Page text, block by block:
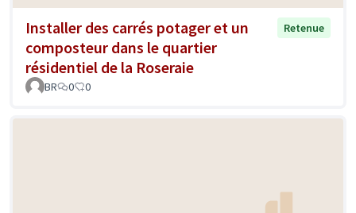
Installer des carrés potager et un
composteur dans le quartier
résidentiel de la Roseraie
Retenue
BR 0 0